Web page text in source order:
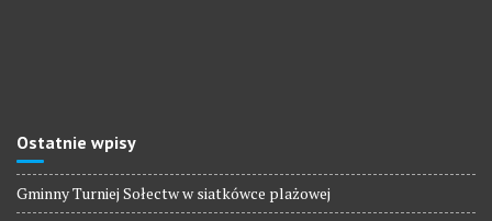
Ostatnie wpisy
Gminny Turniej Sołectw w siatkówce plażowej